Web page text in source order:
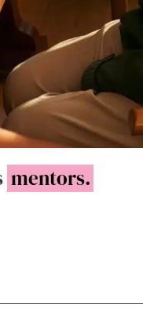
mentors.